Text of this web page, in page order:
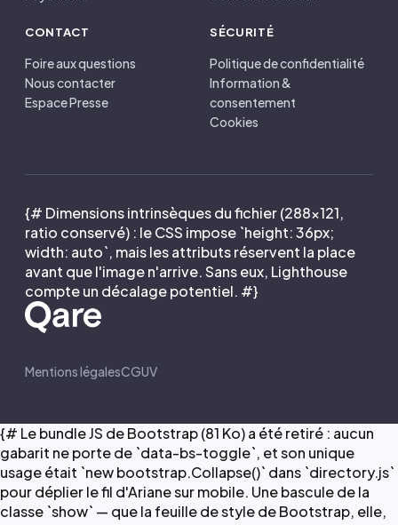
CONTACT
Foire aux questions
Nous contacter
Espace Presse
SÉCURITÉ
Politique de confidentialité
Information &
consentement
Cookies
{# Dimensions intrinsèques du fichier (288×121,
ratio conservé) : le CSS impose `height: 36px;
width: auto`, mais les attributs réservent la place
avant que l'image n'arrive. Sans eux, Lighthouse
compte un décalage potentiel. #}
Mentions légalesCGUV
{# Le bundle JS de Bootstrap (81 Ko) a été retiré : aucun
gabarit ne porte de `data-bs-toggle`, et son unique
usage était `new bootstrap.Collapse()` dans `directory.js`
pour déplier le fil d'Ariane sur mobile. Une bascule de la
classe `show` — que la feuille de style de Bootstrap, elle,